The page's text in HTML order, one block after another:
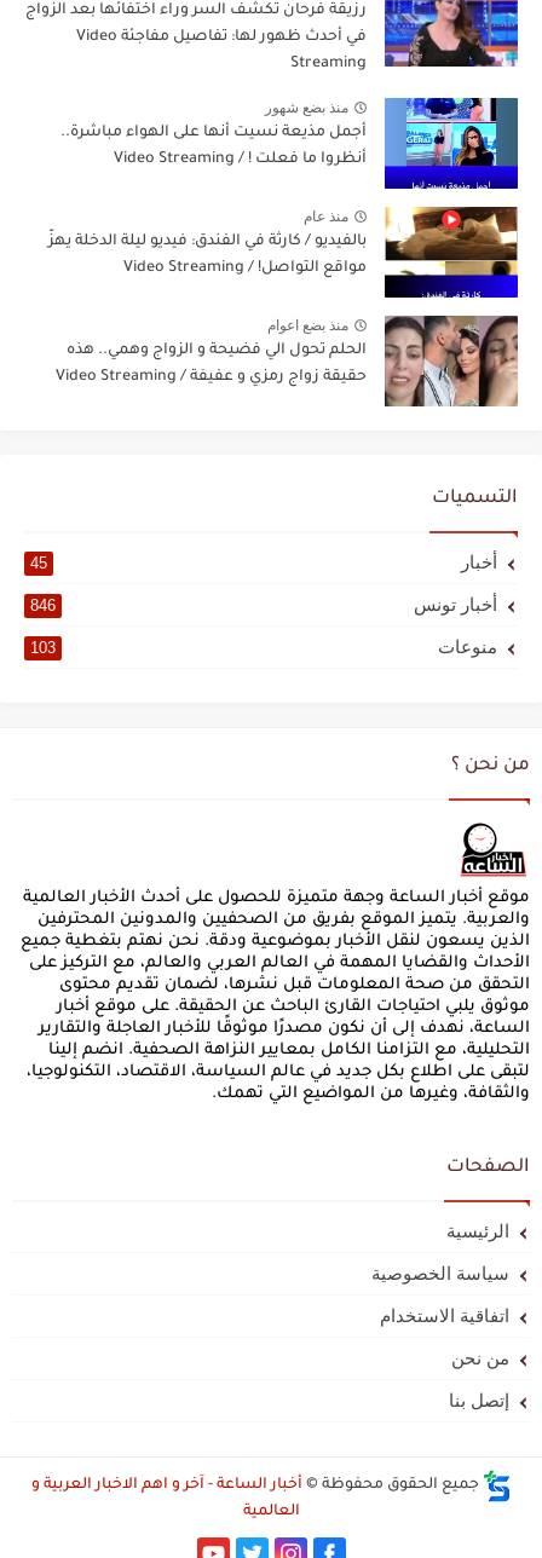
رزيقة فرحان تكشف السر وراء اختفائها بعد الزواج
في أحدث ظهور لها: تفاصيل مفاجئة Video
Streaming
منذ بضع شهور
أجمل مذيعة نسيت أنها على الهواء مباشرة..
أنظروا ما فعلت ! / Video Streaming
منذ عام
بالفيديو / كارثة في الفندق: فيديو ليلة الدخلة يهزّ
مواقع التواصل! / Video Streaming
منذ بضع اعوام
الحلم تحول الي فضيحة و الزواج وهمي.. هذه
حقيقة زواج رمزي و عفيفة / Video Streaming
التسميات
أخبار 45
أخبار تونس 846
منوعات 103
من نحن ؟
موقع أخبار الساعة وجهة متميزة للحصول على أحدث الأخبار العالمية
والعربية. يتميز الموقع بفريق من الصحفيين والمدونين المحترفين
الذين يسعون لنقل الأخبار بموضوعية ودقة. نحن نهتم بتغطية جميع
الأحداث والقضايا المهمة في العالم العربي والعالم، مع التركيز على
التحقق من صحة المعلومات قبل نشرها، لضمان تقديم محتوى
موثوق يلبي احتياجات القارئ الباحث عن الحقيقة. على موقع أخبار
الساعة، نهدف إلى أن نكون مصدرًا موثوقًا للأخبار العاجلة والتقارير
التحليلية، مع التزامنا الكامل بمعايير النزاهة الصحفية. انضم إلينا
لتبقى على اطلاع بكل جديد في عالم السياسة، الاقتصاد، التكنولوجيا،
والثقافة، وغيرها من المواضيع التي تهمك.
الصفحات
الرئيسية
سياسة الخصوصية
اتفاقية الاستخدام
من نحن
إتصل بنا
جميع الحقوق محفوظة © أخبار الساعة - آخر و اهم الاخبار العربية و
العالمية